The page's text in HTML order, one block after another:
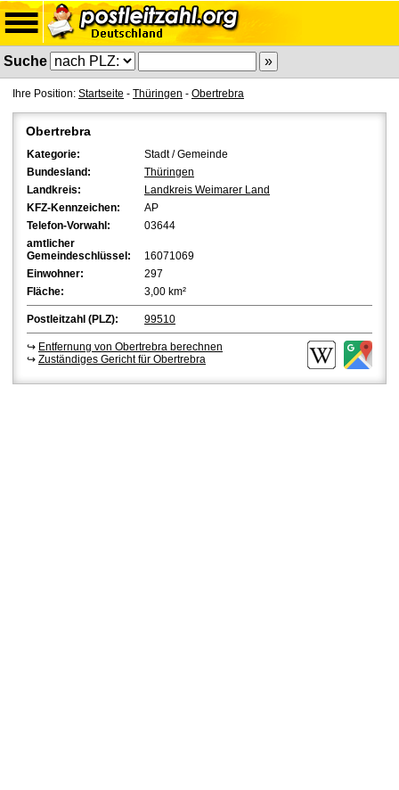
Suche
Ihre Position: Startseite - Thüringen - Obertrebra
Obertrebra
Kategorie:
Stadt / Gemeinde
Bundesland:
Thüringen
Landkreis:
Landkreis Weimarer Land
KFZ-Kennzeichen:
AP
Telefon-Vorwahl:
03644
amtlicher
Gemeindeschlüssel:
16071069
Einwohner:
297
Fläche:
3,00 km²
Postleitzahl (PLZ): 99510
↪ Entfernung von Obertrebra berechnen
↪ Zuständiges Gericht für Obertrebra